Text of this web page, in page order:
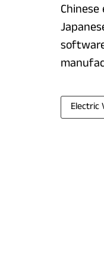
Electric